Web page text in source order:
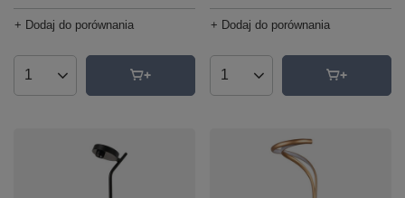
+ Dodaj do porównania
Ilość produktów
+ Dodaj do porównania
Ilość produktów